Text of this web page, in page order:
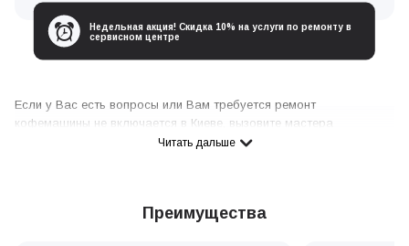
Недельная акция! Скидка 10% на услуги по ремонту в
сервисном центре
Если у Вас есть вопросы или Вам требуется ремонт
кофемашины не включается в Киеве, вызовите мастера
сервисного центра любым удобным для вас способом:
Отправьте электронную заявку через форму, предложенную на
Читать дальше
Преимущества